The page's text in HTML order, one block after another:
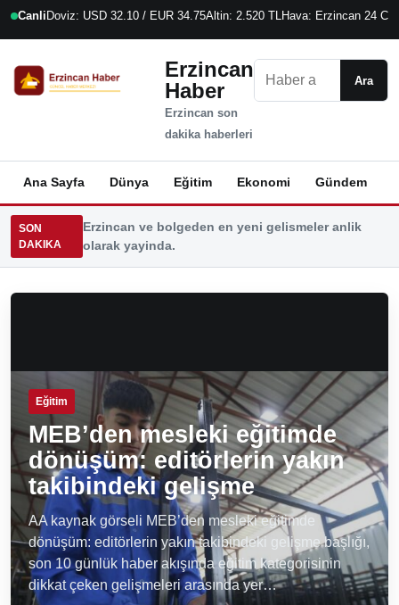
Canli Doviz: USD 32.10 / EUR 34.75Altin: 2.520 TLHava: Erzincan 24 C
Erzincan
Haber
Erzincan son
dakika haberleri
Ara
Ana Sayfa Dünya Eğitim Ekonomi Gündem
SON
DAKIKA
Erzincan ve bolgeden en yeni gelismeler anlik
olarak yayinda.
Eğitim
MEB’den mesleki eğitimde
dönüşüm: editörlerin yakın
takibindeki gelişme
AA kaynak görseli MEB’den mesleki eğitimde
dönüşüm: editörlerin yakın takibindeki gelişme başlığı,
son 10 günlük haber akışında eğitim kategorisinin
dikkat çeken gelişmeleri arasında yer…